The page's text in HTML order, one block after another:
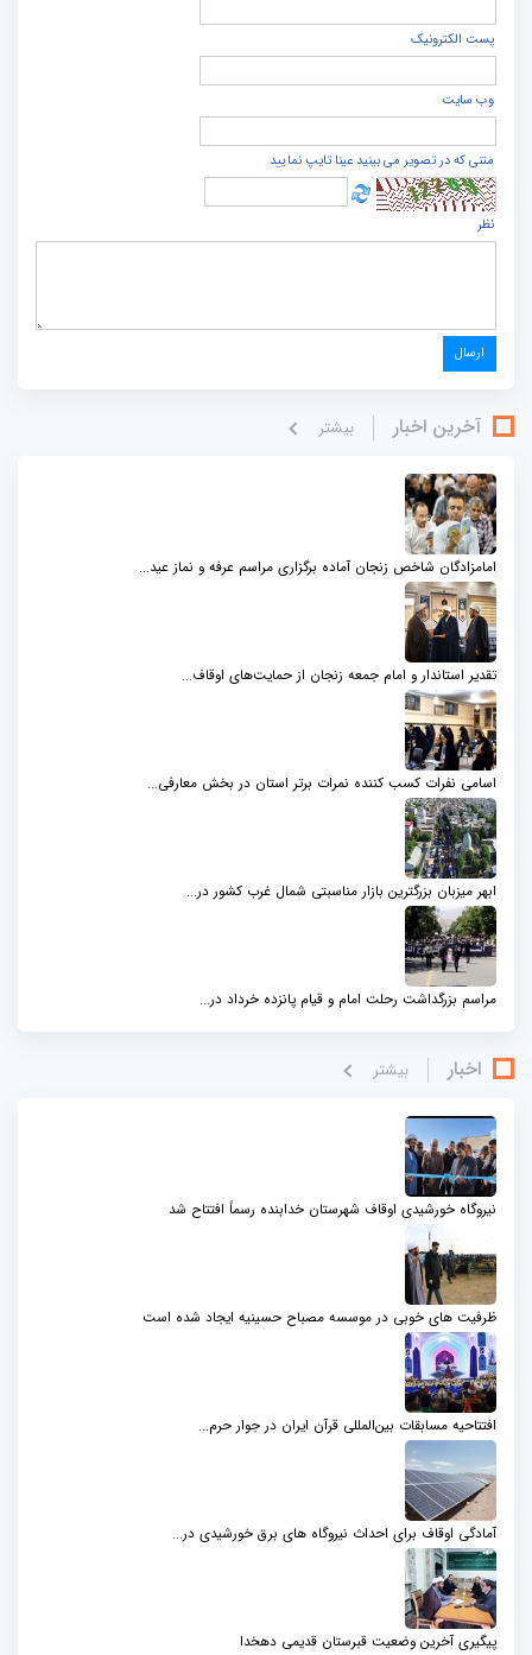
پست الكترونيک
وب سایت
متنی که در تصویر می بینید عینا تایپ نمایید
نظر
آخرین اخبار بيشتر
امامزادگان شاخص زنجان آماده برگزاری مراسم عرفه و نماز عید...
تقدیر استاندار و امام جمعه زنجان از حمایت‌های اوقاف...
اسامی نفرات کسب کننده نمرات برتر استان در بخش معارفی...
ابهر میزبان بزرگترین بازار مناسبتی شمال‌ غرب کشور در...
مراسم بزرگداشت رحلت امام و قیام پانزده خرداد در...
اخبار بيشتر
نیروگاه خورشیدی اوقاف شهرستان خدابنده رسماً افتتاح شد
ظرفیت های خوبی در موسسه مصباح حسینیه ایجاد شده است
افتتاحیه مسابقات بین‌المللی قرآن ایران در جوار حرم...
آمادگی اوقاف برای احداث نیروگاه های برق خورشیدی در...
پیگیری آخرین وضعیت قبرستان قدیمی دهخدا